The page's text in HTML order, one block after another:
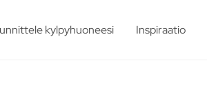
kylpyhuoneesi Inspiraatio